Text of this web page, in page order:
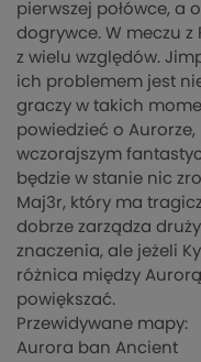
pierwszej połówce, a
dogrywce. W meczu
z wielu względów.
ich problemem jest
graczy w takich
powiedzieć o
wczorajszym
będzie w stanie nic
Maj3r, który ma
dobrze zarządza
znaczenia, ale jeżeli
różnica między
powiększać.
Przewidywane mapy:
Aurora ban Ancient